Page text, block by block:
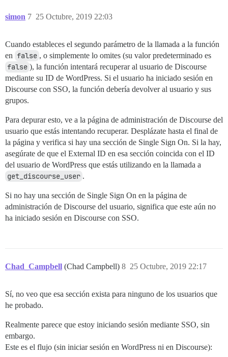
simon 25 Octubre, 2019 22:03
7
Cuando estableces el segundo parámetro de la llamada a la función
en false , o simplemente lo omites (su valor predeterminado es
false ), la función intentará recuperar al usuario de Discourse
mediante su ID de WordPress. Si el usuario ha iniciado sesión en
Discourse con SSO, la función debería devolver al usuario y sus
grupos.
Para depurar esto, ve a la página de administración de Discourse del
usuario que estás intentando recuperar. Desplázate hasta el final de
la página y verifica si hay una sección de Single Sign On. Si la hay,
asegúrate de que el External ID en esa sección coincida con el ID
del usuario de WordPress que estás utilizando en la llamada a
get_discourse_user .
Si no hay una sección de Single Sign On en la página de
administración de Discourse del usuario, significa que este aún no
ha iniciado sesión en Discourse con SSO.
Chad_Campbell (Chad Campbell) 25 Octubre, 2019 22:17
8
Sí, no veo que esa sección exista para ninguno de los usuarios que
he probado.
Realmente parece que estoy iniciando sesión mediante SSO, sin
embargo.
Este es el flujo (sin iniciar sesión en WordPress ni en Discourse):